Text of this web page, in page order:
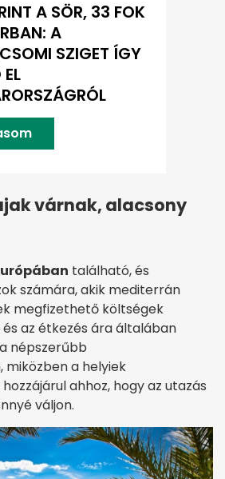
A SÖR, 33 FOK
A
SZIGET ÍGY
várnak, alacsony
található, és
számára, akik mediterrán
megfizethető költségek
az étkezés ára általában
népszerűbb
a helyiek
ahhoz, hogy az utazás
váljon.